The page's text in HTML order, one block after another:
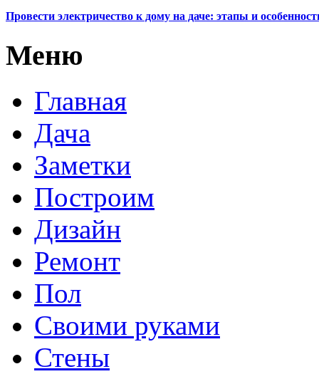
Провести электричество к дому на даче: этапы и
Меню
Главная
Дача
Заметки
Построим
Дизайн
Ремонт
Пол
Своими руками
Стены